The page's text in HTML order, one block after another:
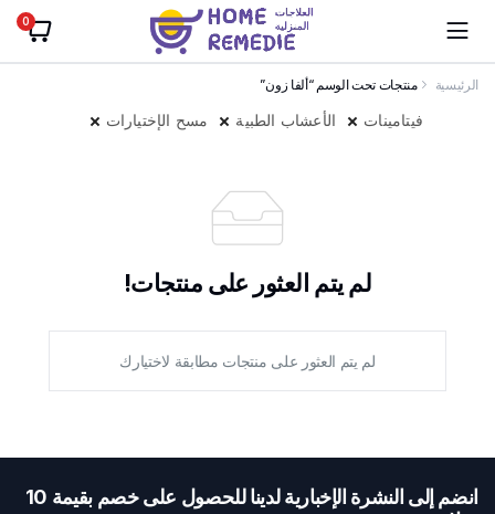
0
الرئيسية منتجات تحت الوسم “ألفا زون”
مسح الإختيارات الأعشاب الطبية فيتامينات
لم يتم العثور على منتجات!
لم يتم العثور على منتجات مطابقة لاختيارك
انضم إلى النشرة الإخبارية لدينا للحصول على خصم بقيمة 10